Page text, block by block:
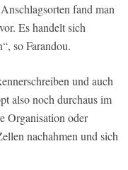
fand man
Es handelt sich
so Farandou.
und auch
also noch durchaus im
Organisation oder
nachahmen und sich